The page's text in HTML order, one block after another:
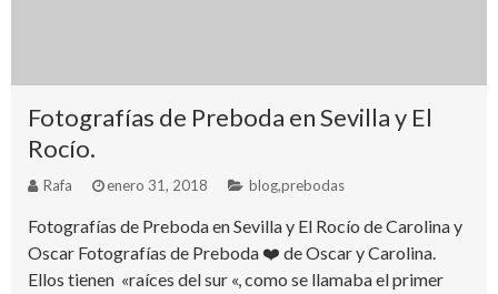
Fotografías de Preboda en Sevilla y El
Rocío.
Rafa enero 31, 2018 blog,prebodas
Fotografías de Preboda en Sevilla y El Rocío de Carolina y
Oscar Fotografías de Preboda ❤️ de Oscar y Carolina.
Ellos tienen «raíces del sur «, como se llamaba el primer